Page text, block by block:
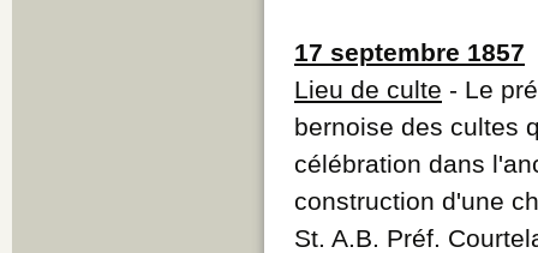
17 septembre 1857
Lieu de culte - Le
bernoise des cultes
célébration dans
construction d'une
St. A.B. Préf.